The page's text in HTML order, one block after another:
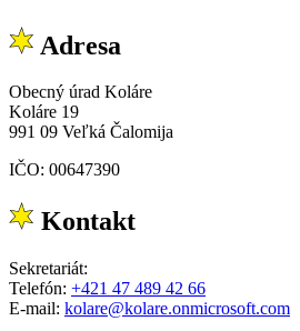
Adresa
Obecný úrad Koláre
Koláre 19
991 09 Veľká Čalomija
IČO: 00647390
Kontakt
Sekretariát:
Telefón: +421 47 489 42 66
E-mail: kolare@kolare.onmicrosoft.com